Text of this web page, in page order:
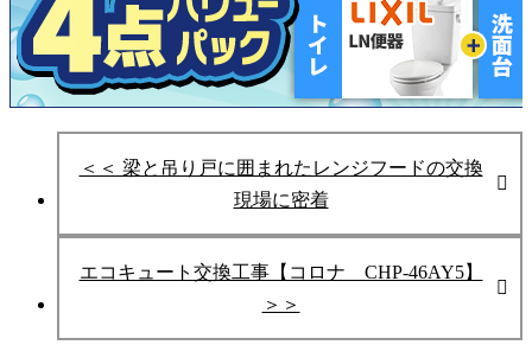
＜＜ 梁と吊り戸に囲まれたレンジフードの交換
現場に密着
エコキュート交換工事【コロナ CHP-46AY5】
＞＞